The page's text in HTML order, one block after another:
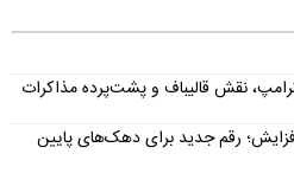
نقش قالیباف و پشت‌پرده مذاکرات
رقم جدید برای دهک‌های پایین